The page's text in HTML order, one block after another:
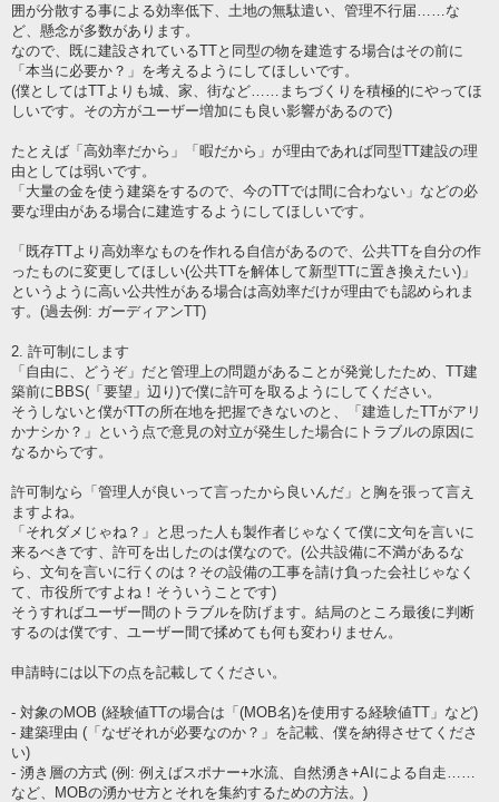
囲が分散する事による効率低下、土地の無駄遣い、管理不行届……な
ど、懸念が多数があります。
なので、既に建設されているTTと同型の物を建造する場合はその前に
「本当に必要か？」を考えるようにしてほしいです。
(僕としてはTTよりも城、家、街など……まちづくりを積極的にやってほ
しいです。その方がユーザー増加にも良い影響があるので)
たとえば「高効率だから」「暇だから」が理由であれば同型TT建設の理
由としては弱いです。
「大量の金を使う建築をするので、今のTTでは間に合わない」などの必
要な理由がある場合に建造するようにしてほしいです。
「既存TTより高効率なものを作れる自信があるので、公共TTを自分の作
ったものに変更してほしい(公共TTを解体して新型TTに置き換えたい)」
というように高い公共性がある場合は高効率だけが理由でも認められま
す。(過去例: ガーディアンTT)
2. 許可制にします
「自由に、どうぞ」だと管理上の問題があることが発覚したため、TT建
築前にBBS(「要望」辺り)で僕に許可を取るようにしてください。
そうしないと僕がTTの所在地を把握できないのと、「建造したTTがアリ
かナシか？」という点で意見の対立が発生した場合にトラブルの原因に
なるからです。
許可制なら「管理人が良いって言ったから良いんだ」と胸を張って言え
ますよね。
「それダメじゃね？」と思った人も製作者じゃなくて僕に文句を言いに
来るべきです、許可を出したのは僕なので。(公共設備に不満があるな
ら、文句を言いに行くのは？その設備の工事を請け負った会社じゃなく
て、市役所ですよね！そういうことです)
そうすればユーザー間のトラブルを防げます。結局のところ最後に判断
するのは僕です、ユーザー間で揉めても何も変わりません。
申請時には以下の点を記載してください。
- 対象のMOB (経験値TTの場合は「(MOB名)を使用する経験値TT」など)
- 建築理由 (「なぜそれが必要なのか？」を記載、僕を納得させてくださ
い)
- 湧き層の方式 (例: 例えばスポナー+水流、自然湧き+AIによる自走……
など、MOBの湧かせ方とそれを集約するための方法。)